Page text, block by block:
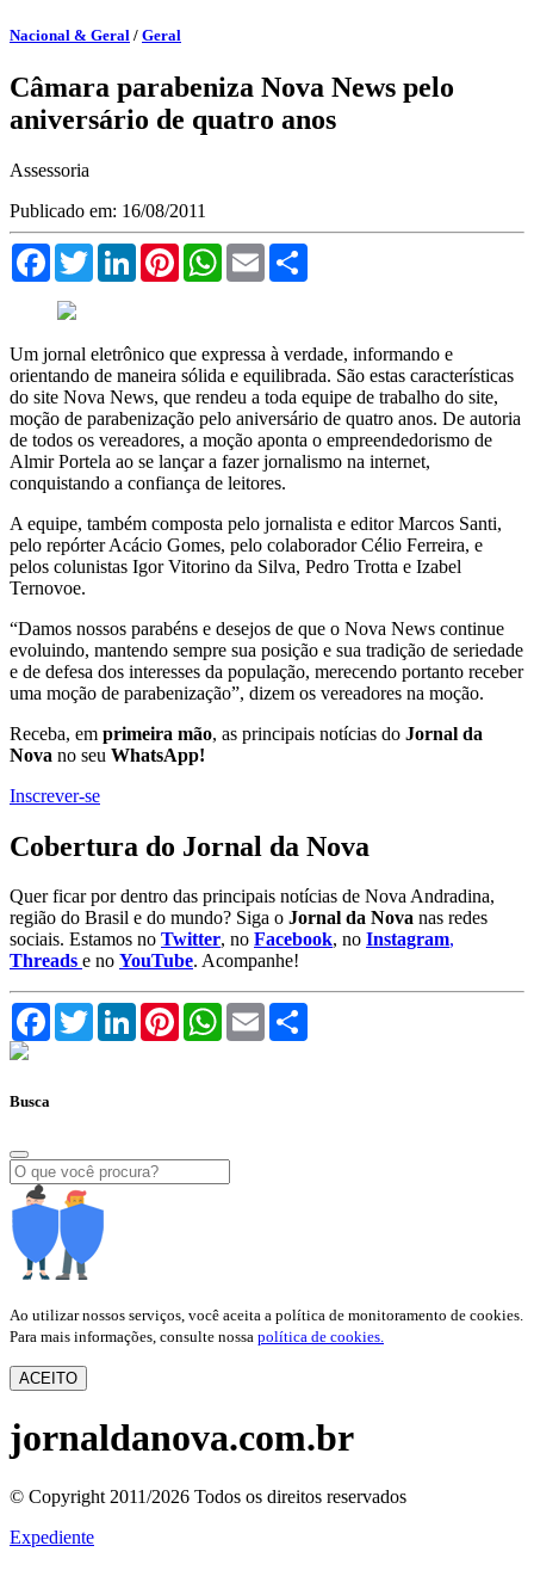
Nacional & Geral / Geral
Câmara parabeniza Nova News pelo
aniversário de quatro anos
Assessoria
Publicado em: 16/08/2011
FacebookTwitterLinkedInPinterestWhatsApp
Email
Um jornal eletrônico que expressa à verdade, informando e
orientando de maneira sólida e equilibrada. São estas características
do site Nova News, que rendeu a toda equipe de trabalho do site,
moção de parabenização pelo aniversário de quatro anos. De autoria
de todos os vereadores, a moção aponta o empreendedorismo de
Almir Portela ao se lançar a fazer jornalismo na internet,
conquistando a confiança de leitores.
A equipe, também composta pelo jornalista e editor Marcos Santi,
pelo repórter Acácio Gomes, pelo colaborador Célio Ferreira, e
pelos colunistas Igor Vitorino da Silva, Pedro Trotta e Izabel
Ternovoe.
“Damos nossos parabéns e desejos de que o Nova News continue
evoluindo, mantendo sempre sua posição e sua tradição de seriedade
e de defesa dos interesses da população, merecendo portanto receber
uma moção de parabenização”, dizem os vereadores na moção.
Receba, em primeira mão, as principais notícias do Jornal da
Nova no seu WhatsApp!
Inscrever-se
Cobertura do Jornal da Nova
Quer ficar por dentro das principais notícias de Nova Andradina,
região do Brasil e do mundo? Siga o Jornal da Nova nas redes
sociais. Estamos no Twitter, no Facebook, no Instagram,
Threads e no YouTube. Acompanhe!
FacebookTwitterLinkedInPinterestWhatsApp
Email
Busca
Ao utilizar nossos serviços, você aceita a política de monitoramento de cookies.
Para mais informações, consulte nossa política de cookies.
ACEITO
jornaldanova.com.br
© Copyright 2011/2026 Todos os direitos reservados
Expediente